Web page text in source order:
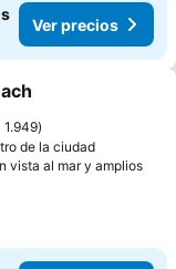
Ver precios
1.949
de la ciudad
vista al mar y amplios